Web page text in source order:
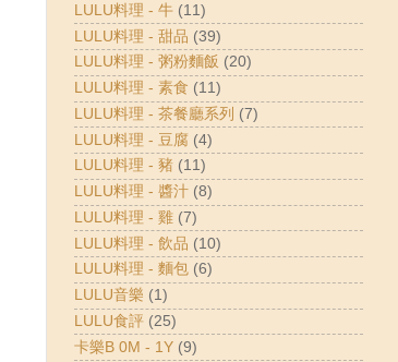
LULU料理 - 牛 (11)
LULU料理 - 甜品 (39)
LULU料理 - 粥粉麵飯 (20)
LULU料理 - 素食 (11)
LULU料理 - 茶餐廳系列 (7)
LULU料理 - 豆腐 (4)
LULU料理 - 豬 (11)
LULU料理 - 醬汁 (8)
LULU料理 - 雞 (7)
LULU料理 - 飲品 (10)
LULU料理 - 麵包 (6)
LULU音樂 (1)
LULU食評 (25)
卡樂B 0M - 1Y (9)